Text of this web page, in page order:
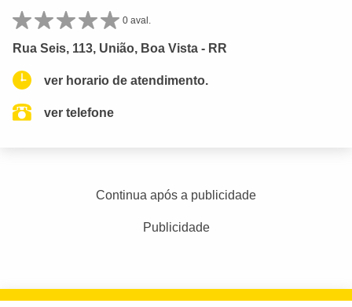
0 aval.
Rua Seis, 113, União, Boa Vista - RR
ver horario de atendimento.
ver telefone
Continua após a publicidade
Publicidade